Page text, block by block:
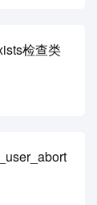
检查类